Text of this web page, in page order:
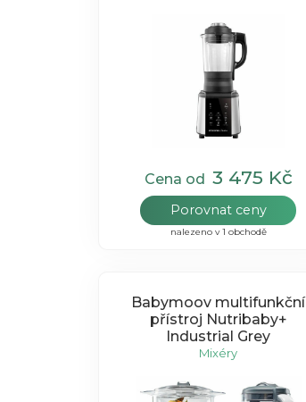
Cena od 3 475 Kč
Porovnat ceny
nalezeno v 1 obchodě
Babymoov multifunkční
přístroj Nutribaby+
Industrial Grey
Mixéry